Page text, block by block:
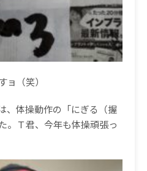
ョ（笑）
、体操動作の「にぎる（握
。Ｔ君、今年も体操頑張っ